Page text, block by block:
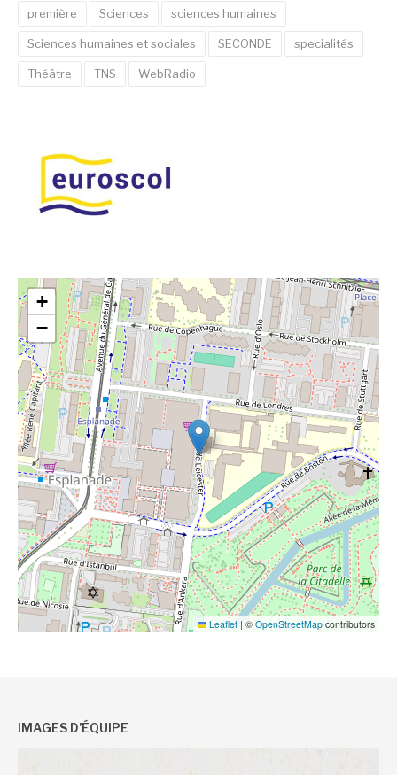
première Sciences sciences humaines
Sciences humaines et sociales SECONDE specialités
Théâtre TNS WebRadio
+
−
Leaflet | © OpenStreetMapcontributors
IMAGES D’ÉQUIPE